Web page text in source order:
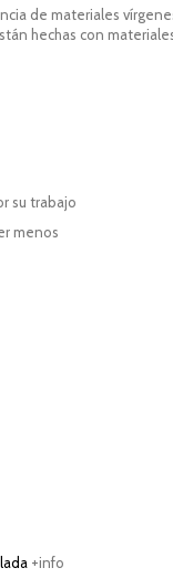
de materiales
hechas con
su trabajo
menos
+info